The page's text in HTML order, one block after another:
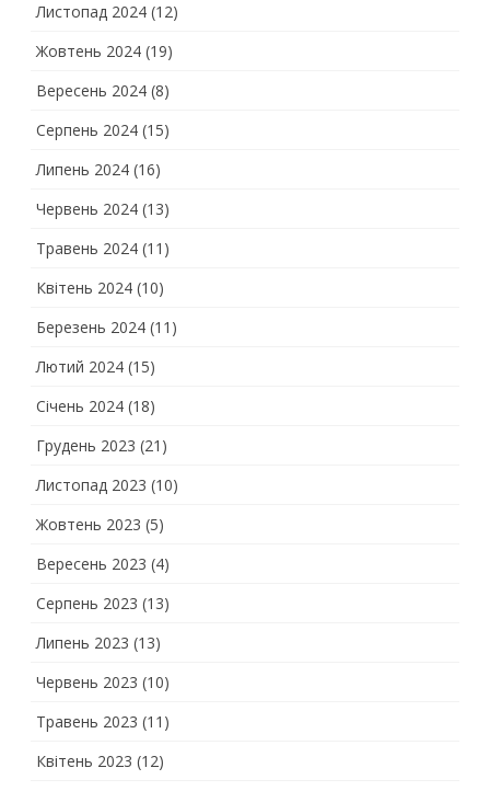
Листопад 2024 (12)
Жовтень 2024 (19)
Вересень 2024 (8)
Серпень 2024 (15)
Липень 2024 (16)
Червень 2024 (13)
Травень 2024 (11)
Квітень 2024 (10)
Березень 2024 (11)
Лютий 2024 (15)
Січень 2024 (18)
Грудень 2023 (21)
Листопад 2023 (10)
Жовтень 2023 (5)
Вересень 2023 (4)
Серпень 2023 (13)
Липень 2023 (13)
Червень 2023 (10)
Травень 2023 (11)
Квітень 2023 (12)